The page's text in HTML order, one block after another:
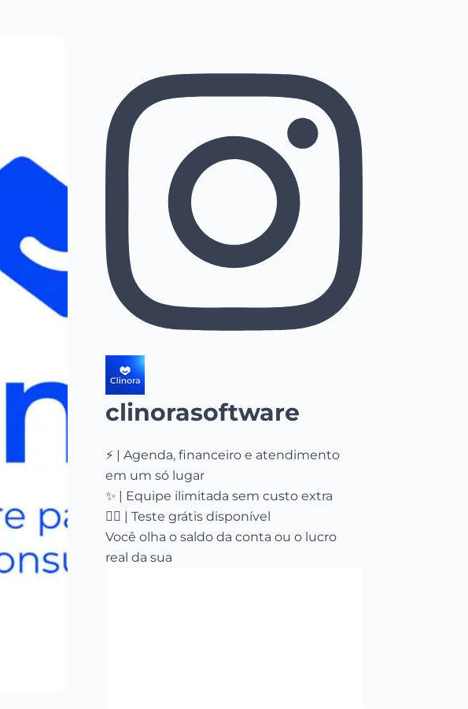
clinorasoftware
⚡ | Agenda, financeiro e atendimento
em um só lugar
✨ | Equipe ilimitada sem custo extra
👇🏻 | Teste grátis disponível
Você olha o saldo da conta ou o lucro
real da sua